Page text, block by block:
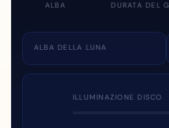
ALBA DURATA DEL
ALBA DELLA LUNA
ILLUMINAZIONE DISCO